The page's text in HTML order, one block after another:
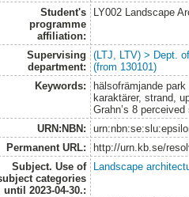
Student's
programme
affiliation:
LY002 Landscape
Supervising
department:
(LTJ, LTV) > Dept.
(from 130101)
Keywords:
hälsofrämjande
karaktärer, strand,
Grahn’s 8
URN:NBN:
Permanent URL:
http://urn.kb.se/
Subject. Use of
categories
until 2023-04-30.:
Landscape